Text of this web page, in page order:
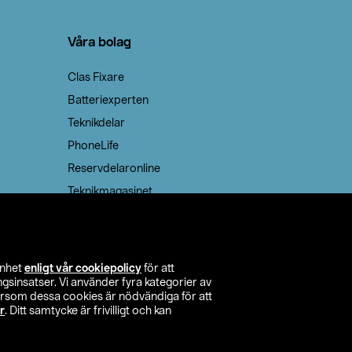
enligt vår cookiepolicy för att
Vi använder fyra kategorier av
dessa cookies är nödvändiga för att
. Ditt samtycke är frivilligt och kan
Våra bolag
Clas Fixare
Batteriexperten
Teknikdelar
PhoneLife
Reservdelaronline
Teknikmagasinet